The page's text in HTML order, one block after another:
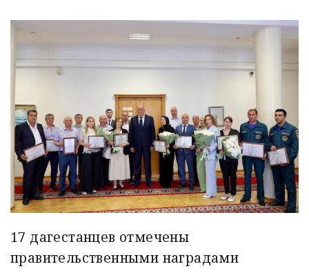
17 дагестанцев отмечены
правительственными наградами